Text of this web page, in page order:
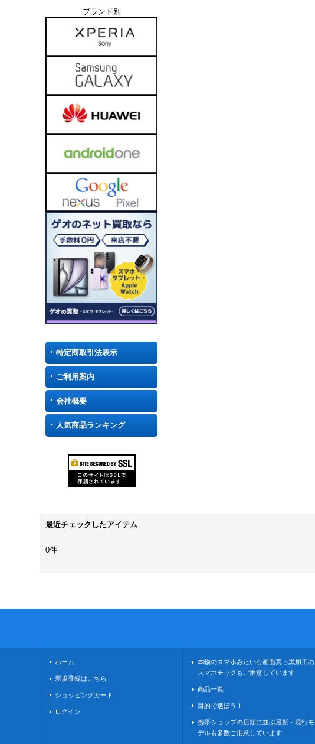
ブランド別
特定商取引法表示
ご利用案内
会社概要
人気商品ランキング
最近チェックしたアイテム
0件
ホーム
新規登録はこちら
ショッピングカート
ログイン
本物のスマホみたいな画面真っ黒加工の
スマホモックもご用意しています
商品一覧
目的で選ぼう！
携帯ショップの店頭に並ぶ最新・現行モ
デルも多数ご用意しています